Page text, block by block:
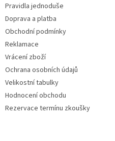
Pravidla jednoduše
Doprava a platba
Obchodní podmínky
Reklamace
Vrácení zboží
Ochrana osobních údajů
Velikostní tabulky
Hodnocení obchodu
Rezervace termínu zkoušky